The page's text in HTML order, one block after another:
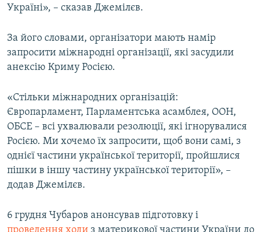
Україні», – сказав Джемілєв.
За його словами, організатори мають намір
запросити міжнародні організації, які засудили
анексію Криму Росією.
«Стільки міжнародних організацій:
Європарламент, Парламентська асамблея, ООН,
ОБСЕ – всі ухвалювали резолюції, які ігнорувалися
Росією. Ми хочемо їх запросити, щоб вони самі, з
однієї частини української території, пройшлися
пішки в іншу частину української території», –
додав Джемілєв.
6 грудня Чубаров анонсував підготовку і